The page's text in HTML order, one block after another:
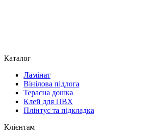
Каталог
Ламінат
Вінілова підлога
Терасна дошка
Клей для ПВХ
Плінтус та підкладка
Клієнтам